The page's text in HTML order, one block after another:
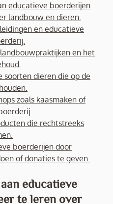
educatieve boerderijen
landbouw en dieren.
en educatieve
en het
soorten dieren die op de
zoals kaasmaken of
die rechtstreeks
boerderijen door
of donaties te geven.
educatieve
te leren over